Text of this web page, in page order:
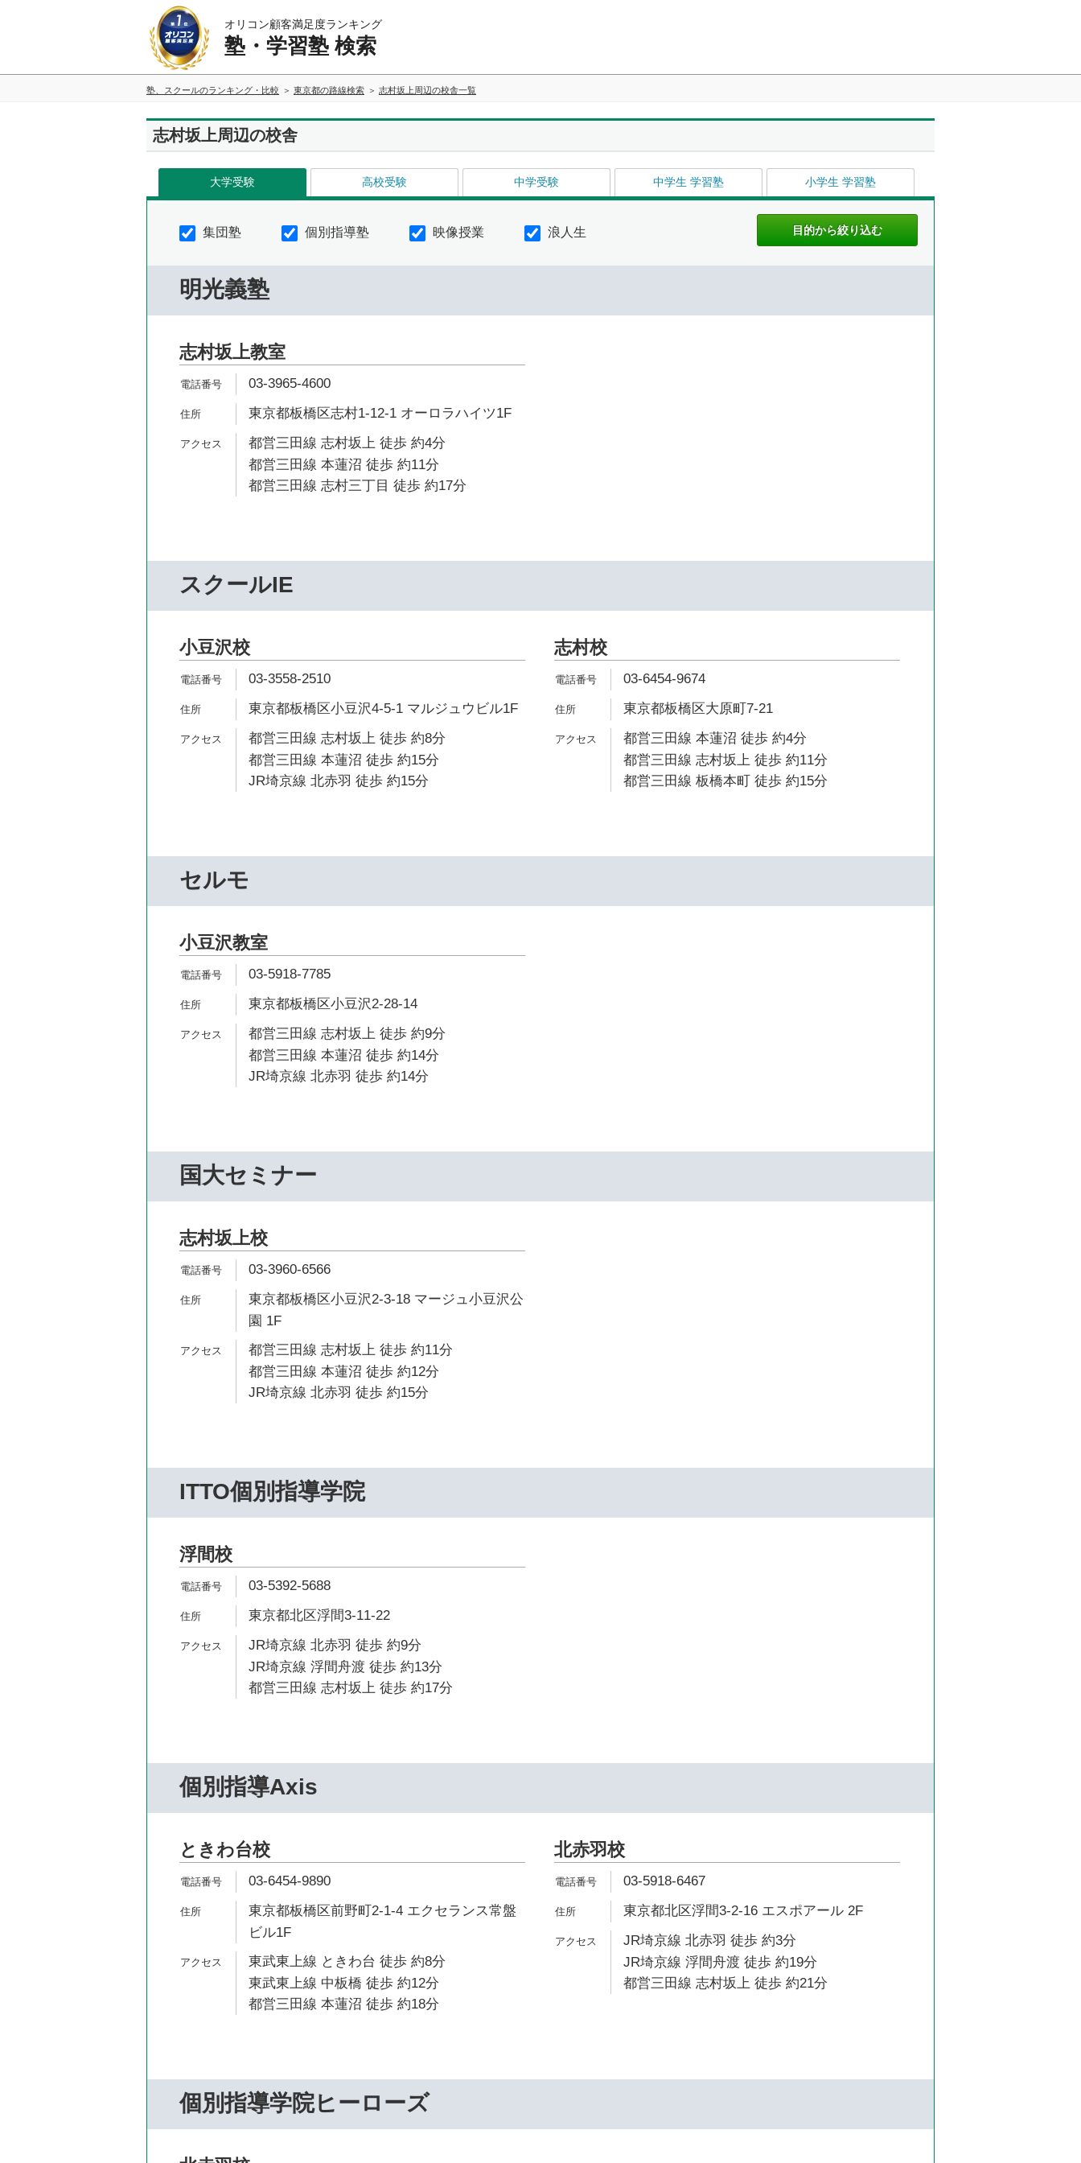
オリコン顧客満足度ランキング
塾・学習塾 検索
塾、スクールのランキング・比較 東京都の路線検索 志村坂上周辺の校舎一覧
志村坂上周辺の校舎
大学受験 高校受験 中学受験 中学生 学習塾 小学生 学習塾
集団塾 個別指導塾 映像授業 浪人生
明光義塾
志村坂上教室
03-3965-4600
東京都板橋区志村1-12-1 オーロラハイツ1F
都営三田線 志村坂上 徒歩 約4分
都営三田線 本蓮沼 徒歩 約11分
都営三田線 志村三丁目 徒歩 約17分
スクールIE
小豆沢校
03-3558-2510
東京都板橋区小豆沢4-5-1 マルジュウビル1F
都営三田線 志村坂上 徒歩 約8分
都営三田線 本蓮沼 徒歩 約15分
JR埼京線 北赤羽 徒歩 約15分
志村校
03-6454-9674
東京都板橋区大原町7-21
都営三田線 本蓮沼 徒歩 約4分
都営三田線 志村坂上 徒歩 約11分
都営三田線 板橋本町 徒歩 約15分
セルモ
小豆沢教室
03-5918-7785
東京都板橋区小豆沢2-28-14
都営三田線 志村坂上 徒歩 約9分
都営三田線 本蓮沼 徒歩 約14分
JR埼京線 北赤羽 徒歩 約14分
国大セミナー
志村坂上校
03-3960-6566
東京都板橋区小豆沢2-3-18 マージュ小豆沢公
園 1F
都営三田線 志村坂上 徒歩 約11分
都営三田線 本蓮沼 徒歩 約12分
JR埼京線 北赤羽 徒歩 約15分
ITTO個別指導学院
浮間校
03-5392-5688
東京都北区浮間3-11-22
JR埼京線 北赤羽 徒歩 約9分
JR埼京線 浮間舟渡 徒歩 約13分
都営三田線 志村坂上 徒歩 約17分
個別指導Axis
ときわ台校
03-6454-9890
東京都板橋区前野町2-1-4 エクセランス常盤
ビル1F
東武東上線 ときわ台 徒歩 約8分
東武東上線 中板橋 徒歩 約12分
都営三田線 本蓮沼 徒歩 約18分
北赤羽校
03-5918-6467
東京都北区浮間3-2-16 エスポアール 2F
JR埼京線 北赤羽 徒歩 約3分
JR埼京線 浮間舟渡 徒歩 約19分
都営三田線 志村坂上 徒歩 約21分
個別指導学院ヒーローズ